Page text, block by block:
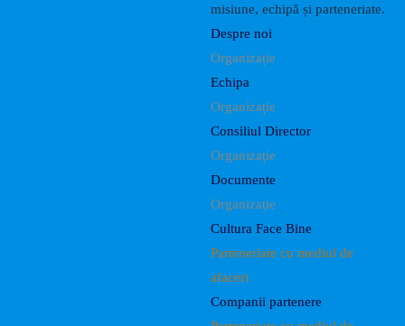
misiune, echipă și parteneriate.
Despre noi
Organizație
Echipa
Organizație
Consiliul Director
Organizație
Documente
Organizație
Cultura Face Bine
Parteneriate cu mediul de
afaceri
Companii partenere